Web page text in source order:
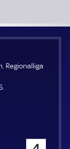
Regionalliga